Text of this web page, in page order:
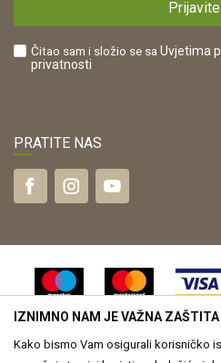
Što dobivam registracijom?
Čitao sam i složio se sa Uvjetima
privatnosti
PRATITE NAS
IZNIMNO NAM JE VAŽNA
Kako bismo Vam osigurali korisničko